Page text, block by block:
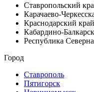
Ставропольский
Карачаево-
Краснодарский край
Кабардино-
Республика
Город
Ставрополь
Пятигорск